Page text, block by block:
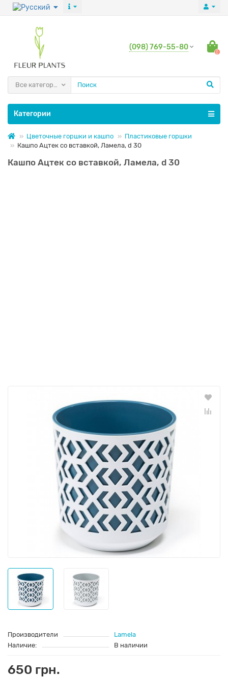
(098) 769-55-80
0
Все категории
Категории
Цветочные горшки и кашпо
Пластиковые горшки
Кашпо Ацтек со вставкой, Ламела, d 30
Кашпо Ацтек со вставкой, Ламела, d 30
Производители
Lamela
Наличие:
В наличии
650 грн.